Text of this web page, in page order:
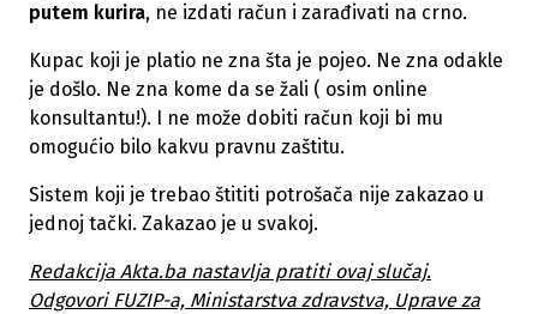
putem kurira, ne izdati račun i zarađivati na crno.
Kupac koji je platio ne zna šta je pojeo. Ne zna odakle
je došlo. Ne zna kome da se žali ( osim online
konsultantu!). I ne može dobiti račun koji bi mu
omogućio bilo kakvu pravnu zaštitu.
Sistem koji je trebao štititi potrošača nije zakazao u
jednoj tački. Zakazao je u svakoj.
Redakcija Akta.ba nastavlja pratiti ovaj slučaj.
Odgovori FUZIP-a, Ministarstva zdravstva, Uprave za